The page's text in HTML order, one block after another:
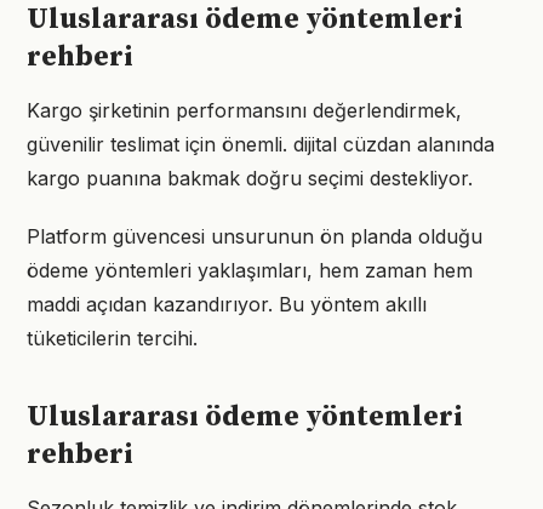
Uluslararası ödeme yöntemleri
rehberi
Kargo şirketinin performansını değerlendirmek,
güvenilir teslimat için önemli. dijital cüzdan alanında
kargo puanına bakmak doğru seçimi destekliyor.
Platform güvencesi unsurunun ön planda olduğu
ödeme yöntemleri yaklaşımları, hem zaman hem
maddi açıdan kazandırıyor. Bu yöntem akıllı
tüketicilerin tercihi.
Uluslararası ödeme yöntemleri
rehberi